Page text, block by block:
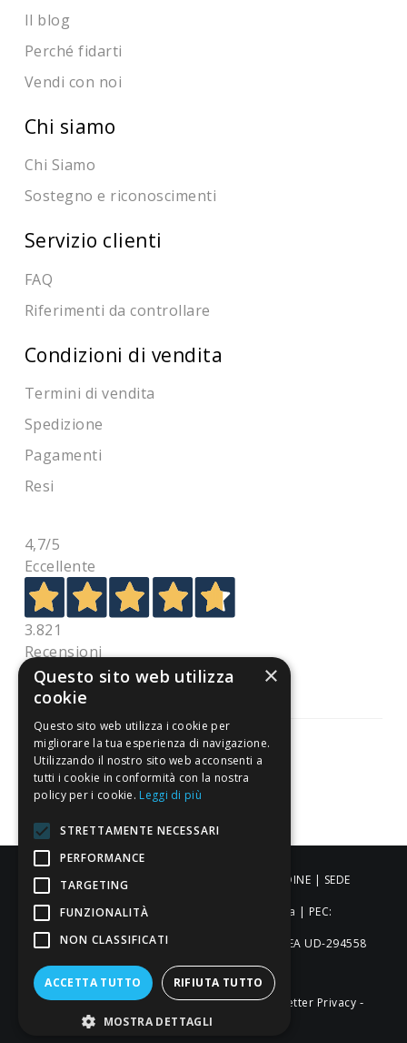
Il blog
Perché fidarti
Vendi con noi
Chi siamo
Chi Siamo
Sostegno e riconoscimenti
Servizio clienti
FAQ
Riferimenti da controllare
Condizioni di vendita
Termini di vendita
Spedizione
Pagamenti
Resi
4,7/5
Eccellente
3.821
Recensioni
Pagamenti sicuri
Credits-Privacy & Cookie Policy-Newsletter Privacy -
ALDIGIÙ S.R.L. | Via Cortazzis 15 33100 - UDINE | SEDE
OPERATIVA: Via del Progresso 3 - Padova | PEC:
aldigiusrl@pec.it | C.F. e P.IVA 02873920306 REA UD-294558
Capitale sociale: € 27.086,97
×
Questo sito web utilizza
cookie
Questo sito web utilizza i cookie per
migliorare la tua esperienza di navigazione.
Utilizzando il nostro sito web acconsenti a
tutti i cookie in conformità con la nostra
policy per i cookie. Leggi di più
STRETTAMENTE NECESSARI
PERFORMANCE
TARGETING
FUNZIONALITÀ
NON CLASSIFICATI
ACCETTA TUTTO RIFIUTA TUTTO
MOSTRA DETTAGLI